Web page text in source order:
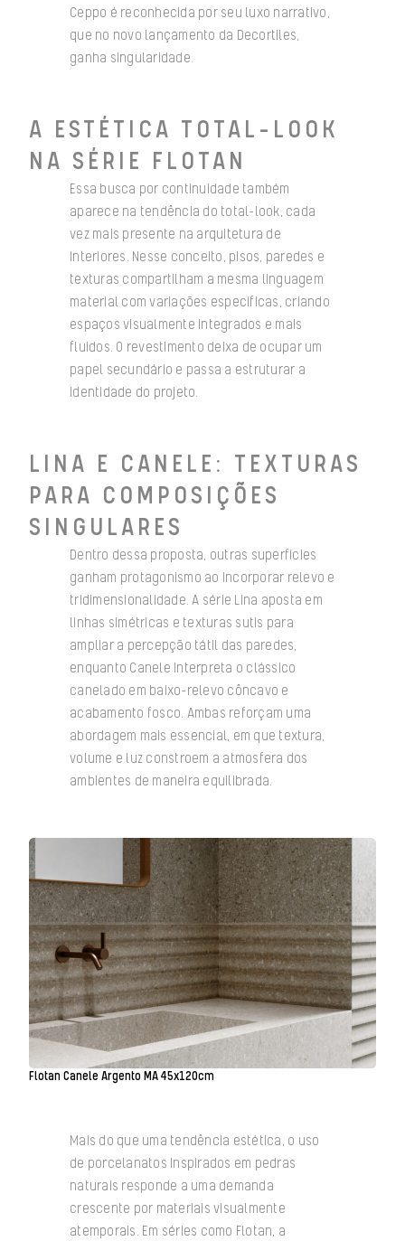
Ceppo é reconhecida por seu luxo narrativo,
que no novo lançamento da Decortiles,
ganha singularidade.
A ESTÉTICA TOTAL-LOOK
NA SÉRIE FLOTAN
Essa busca por continuidade também
aparece na tendência do total-look, cada
vez mais presente na arquitetura de
interiores. Nesse conceito, pisos, paredes e
texturas compartilham a mesma linguagem
material com variações específicas, criando
espaços visualmente integrados e mais
fluidos. O revestimento deixa de ocupar um
papel secundário e passa a estruturar a
identidade do projeto.
LINA E CANELE: TEXTURAS
PARA COMPOSIÇÕES
SINGULARES
Dentro dessa proposta, outras superfícies
ganham protagonismo ao incorporar relevo e
tridimensionalidade. A série Lina aposta em
linhas simétricas e texturas sutis para
ampliar a percepção tátil das paredes,
enquanto Canele interpreta o clássico
canelado em baixo-relevo côncavo e
acabamento fosco. Ambas reforçam uma
abordagem mais essencial, em que textura,
volume e luz constroem a atmosfera dos
ambientes de maneira equilibrada.
Flotan Canele Argento MA 45x120cm
Mais do que uma tendência estética, o uso
de porcelanatos inspirados em pedras
naturais responde a uma demanda
crescente por materiais visualmente
atemporais. Em séries como Flotan, a